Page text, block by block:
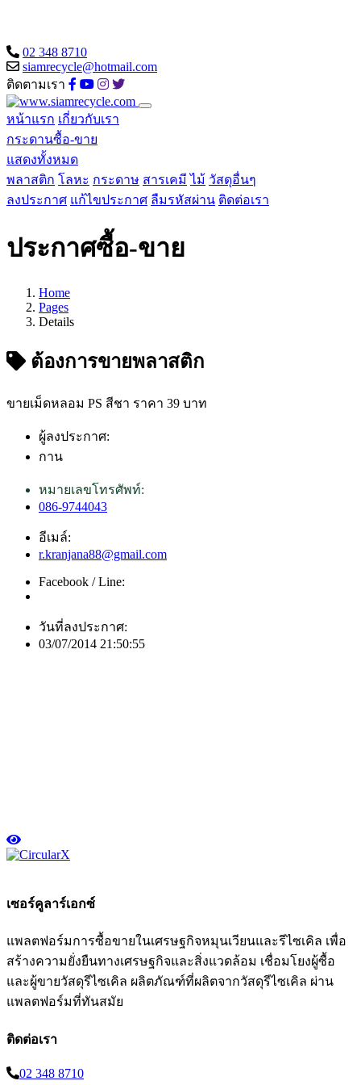
02 348 8710
siamrecycle@hotmail.com
ติดตามเรา
หน้าแรก เกี่ยวกับเรา
กระดานซื้อ-ขาย
แสดงทั้งหมด
พลาสติก โลหะ กระดาษ สารเคมี ไม้ วัสดุอื่นๆ
ลงประกาศ แก้ไขประกาศ ลืมรหัสผ่าน ติดต่อเรา
ประกาศซื้อ-ขาย
Home
Pages
Details
ต้องการขายพลาสติก
ขายเม็ดหลอม PS สีชา ราคา 39 บาท
ผู้ลงประกาศ:
กาน
หมายเลขโทรศัพท์:
086-9744043
อีเมล์:
r.kranjana88@gmail.com
Facebook / Line:
วันที่ลงประกาศ:
03/07/2014 21:50:55
เซอร์คูลาร์เอกซ์
แพลตฟอร์มการซื้อขายในเศรษฐกิจหมุนเวียนและรีไซเคิล เพื่อ
สร้างความยั่งยืนทางเศรษฐกิจและสิ่งแวดล้อม เชื่อมโยงผู้ซื้อ
และผู้ขายวัสดุรีไซเคิล ผลิตภัณฑ์ที่ผลิตจากวัสดุรีไซเคิล ผ่าน
แพลตฟอร์มที่ทันสมัย
ติดต่อเรา
02 348 8710